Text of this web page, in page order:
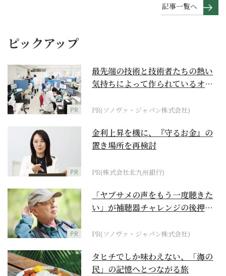
記事一覧へ
ピックアップ
PR
最先端の技術と技術者たちの熱い
気持ちによって作られているオー
PR(ソノヴァ・ジャパン株式会社)
PR
金利上昇を機に、『守るお金』の
置き場所を再検討
PR(株式会社北九州銀行)
PR
「ヤブサメの声をもう一度聴きた
い」が補聴器チャレンジの後押し
PR(ソノヴァ・ジャパン株式会社)
タヒチでしか味わえない、「海の
民」の記憶へとつながる旅